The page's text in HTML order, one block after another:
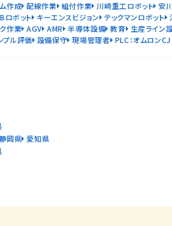
作成 配線作業 組付作業 川崎重工ロボット 安
ロボット キーエンスビジョン テックマンロボット
作業 AGV AMR 半導体設備 教育 生産ライン
プル評価 設備保守 現場管理者 PLC：オムロンCJ
静岡県 愛知県